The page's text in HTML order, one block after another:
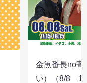
金魚番長no寄
い）（8/8